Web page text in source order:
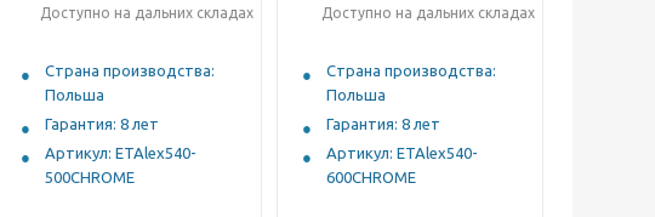
Доступно на дальних складах
Страна производства:
Польша
Гарантия: 8 лет
Артикул: ETAlex540-
500CHROME
Доступно на дальних складах
Страна производства:
Польша
Гарантия: 8 лет
Артикул: ETAlex540-
600CHROME